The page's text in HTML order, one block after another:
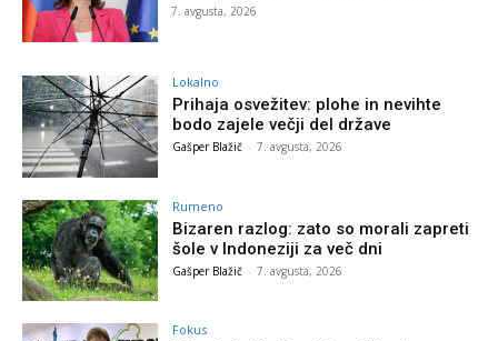
7. avgusta, 2026
Lokalno
Prihaja osvežitev: plohe in nevihte
bodo zajele večji del države
Gašper Blažič - 7. avgusta, 2026
Rumeno
Bizaren razlog: zato so morali zapreti
šole v Indoneziji za več dni
Gašper Blažič - 7. avgusta, 2026
Fokus